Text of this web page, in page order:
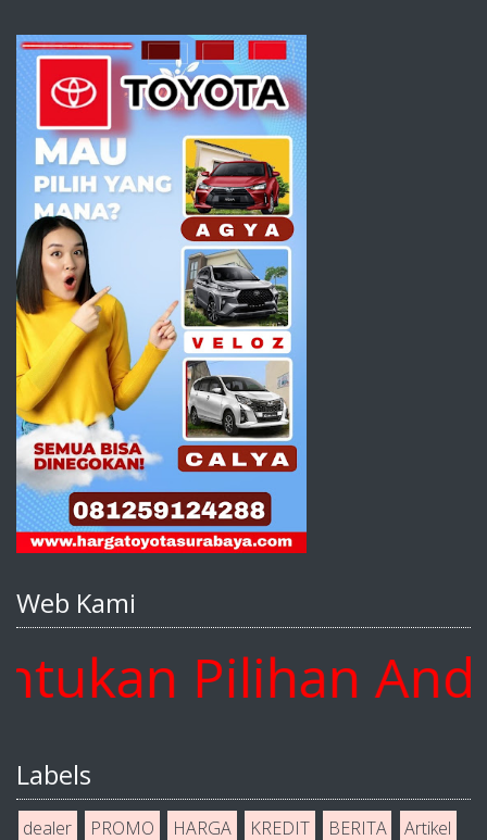
Web Kami
Pilihan Anda
Labels
dealer PROMO HARGA KREDIT BERITA
Artikel